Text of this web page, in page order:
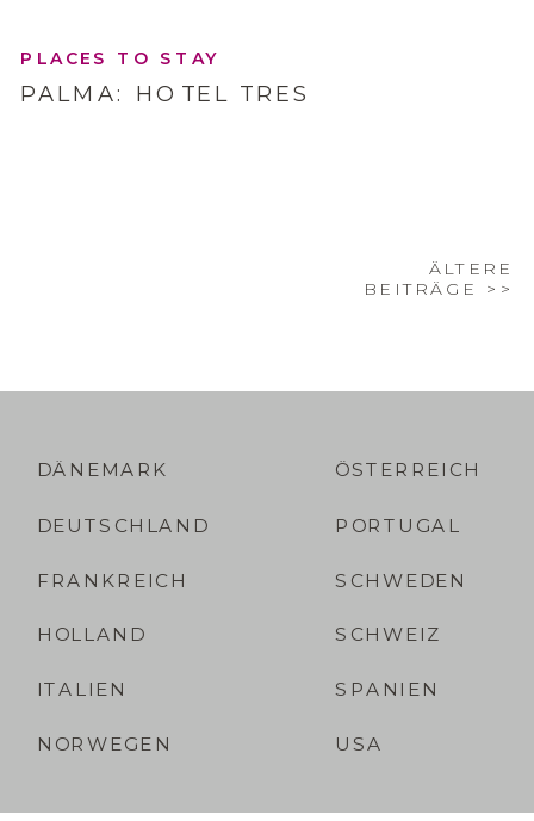
PLACES TO STAY
PALMA: HOTEL TRES
ÄLTERE
BEITRÄGE >>
SPANIEN
SCHWEIZ
SCHWEDEN
PORTUGAL
ÖSTERREICH
NORWEGEN
ITALIEN
HOLLAND
FRANKREICH
DEUTSCHLAND
DÄNEMARK
USA